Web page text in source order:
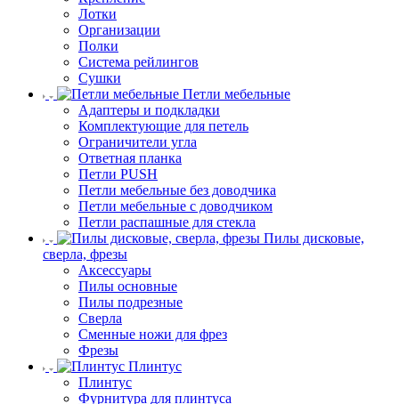
Лотки
Организации
Полки
Система рейлингов
Сушки
Петли мебельные
Адаптеры и подкладки
Комплектующие для петель
Ограничители угла
Ответная планка
Петли PUSH
Петли мебельные без доводчика
Петли мебельные с доводчиком
Петли распашные для стекла
Пилы дисковые,
сверла, фрезы
Аксессуары
Пилы основные
Пилы подрезные
Сверла
Сменные ножи для фрез
Фрезы
Плинтус
Плинтус
Фурнитура для плинтуса